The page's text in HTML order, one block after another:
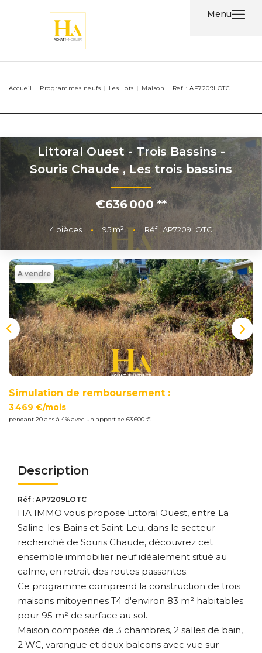
Menu
Services
Nos
Agents
Contact
Nous
Rejoindre
Estimer
Mon
Bien
Accueil Programmes neufs Les Lots Maison Ref. : AP7209LOTC
Littoral Ouest - Trois Bassins -
Souris Chaude,Les trois bassins
€636 000**
4 pièces • 95m² • Réf : AP7209LOTC
A vendre
Simulation de remboursement :
3 469 €/mois
pendant 20 ans à 4% avec un apport de 63 600 €
Description
Réf : AP7209LOTC
HA IMMO vous propose Littoral Ouest, entre La
Saline-les-Bains et Saint-Leu, dans le secteur
recherché de Souris Chaude, découvrez cet
ensemble immobilier neuf idéalement situé au
calme, en retrait des routes passantes.
Ce programme comprend la construction de trois
maisons mitoyennes T4 d'environ 83 m² habitables
pour 95 m² de surface au sol.
Maison composée de 3 chambres, 2 salles de bain,
2 WC, varangue et deux balcons avec vue sur